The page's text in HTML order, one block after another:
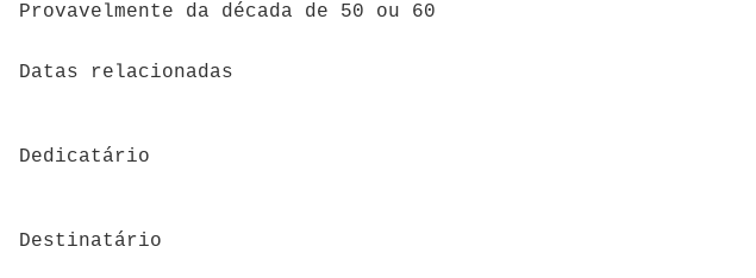
Provavelmente da década de 50 ou 60
Datas relacionadas
Dedicatário
Destinatário